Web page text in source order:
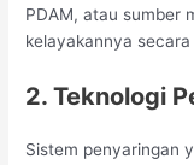
PDAM, atau sumber
kelayakannya
2. Teknologi
Sistem penyaringan